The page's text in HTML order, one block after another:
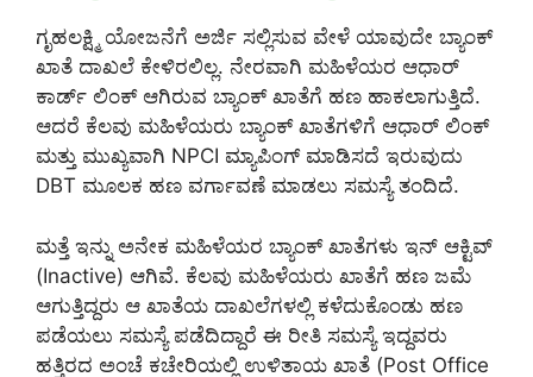
ಗೃಹಲಕ್ಷ್ಮಿ ಯೋಜನೆಗೆ ಅರ್ಜಿ ಸಲ್ಲಿಸುವ ವೇಳೆ ಯಾವುದೇ ಬ್ಯಾಂಕ್
ಖಾತೆ ದಾಖಲೆ ಕೇಳಿರಲಿಲ್ಲ. ನೇರವಾಗಿ ಮಹಿಳೆಯರ ಆಧಾರ್
ಕಾರ್ಡ್ ಲಿಂಕ್ ಆಗಿರುವ ಬ್ಯಾಂಕ್ ಖಾತೆಗೆ ಹಣ ಹಾಕಲಾಗುತ್ತಿದೆ.
ಆದರೆ ಕೆಲವು ಮಹಿಳೆಯರು ಬ್ಯಾಂಕ್ ಖಾತೆಗಳಿಗೆ ಆಧಾರ್ ಲಿಂಕ್
ಮತ್ತು ಮುಖ್ಯವಾಗಿ NPCI ಮ್ಯಾಪಿಂಗ್ ಮಾಡಿಸದೆ ಇರುವುದು
DBT ಮೂಲಕ ಹಣ ವರ್ಗಾವಣೆ ಮಾಡಲು ಸಮಸ್ಯೆ ತಂದಿದೆ.
ಮತ್ತೆ ಇನ್ನು ಅನೇಕ ಮಹಿಳೆಯರ ಬ್ಯಾಂಕ್ ಖಾತೆಗಳು ಇನ್ ಆಕ್ಟಿವ್
(Inactive) ಆಗಿವೆ. ಕೆಲವು ಮಹಿಳೆಯರು ಖಾತೆಗೆ ಹಣ ಜಮೆ
ಆಗುತ್ತಿದ್ದರು ಆ ಖಾತೆಯ ದಾಖಲೆಗಳಲ್ಲಿ ಕಳೆದುಕೊಂಡು ಹಣ
ಪಡೆಯಲು ಸಮಸ್ಯೆ ಪಡೆದಿದ್ದಾರೆ ಈ ರೀತಿ ಸಮಸ್ಯೆ ಇದ್ದವರು
ಹತ್ತಿರದ ಅಂಚೆ ಕಚೇರಿಯಲ್ಲಿ ಉಳಿತಾಯ ಖಾತೆ (Post Office